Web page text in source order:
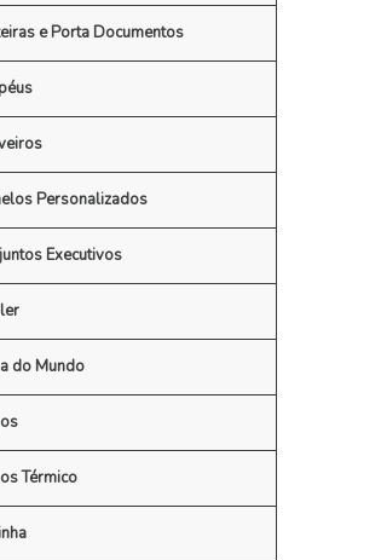
e Porta Documentos
Personalizados
Executivos
do Mundo
Térmico